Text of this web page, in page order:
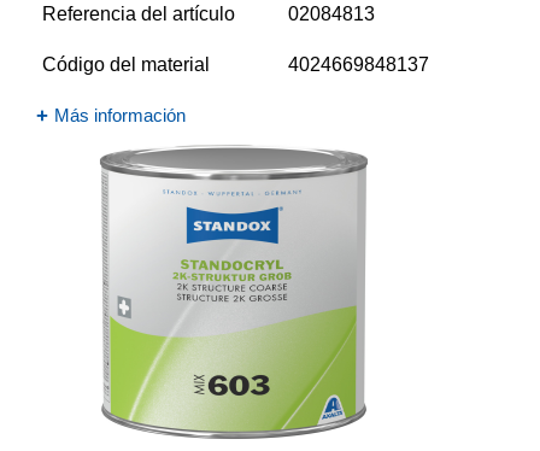
Referencia del artículo 02084813
Código del material 4024669848137
Más información